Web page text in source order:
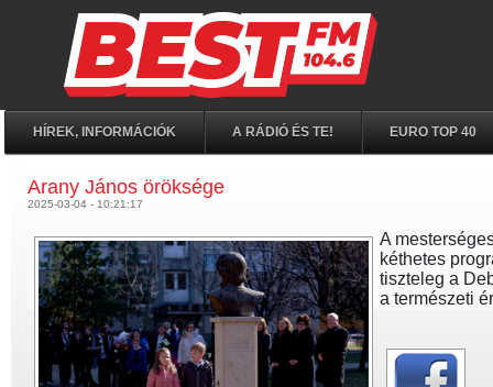
HÍREK, INFORMÁCIÓK A RÁDIÓ ÉS TE! EURO TOP 40
Arany János öröksége
2025-03-04 - 10:21:17
A
kéthetes
tiszteleg a
a természeti